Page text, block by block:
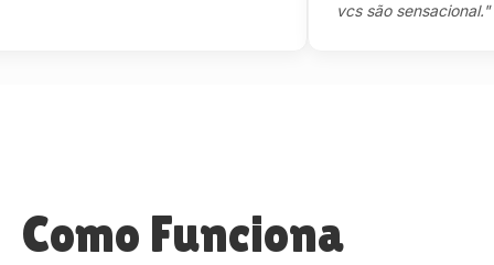
vcs são sensacional."
Como Funciona